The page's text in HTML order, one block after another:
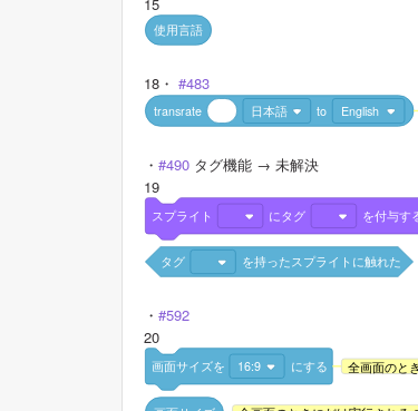
使用言語
18・ #483
transrate 日本語 to English
・ #490 タグ機能 → 未解決
19
スプライト にタグ を付与す
タグ を持ったスプライトに触れた
・ #592
20
画面サイズを 16:9 にする 全画面のと